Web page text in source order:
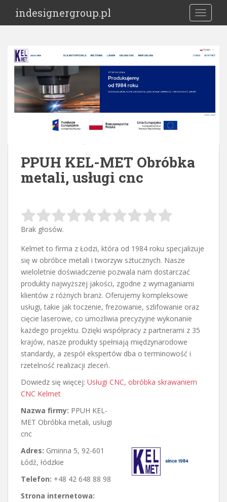
i
indesignergroup.pl
PPUH KEL-MET Obróbka
metali, usługi cnc
Brak głosów.
Kelmet to firma z Łodzi, która od 1984 roku specjalizuje
się w obróbce metali i tworzyw sztucznych. Nasze
wieloletnie doświadczenie pozwala nam dostarczać
produkty najwyższej jakości, zgodne z wymaganiami
klientów z różnych branż. Oferujemy kompleksowe
usługi, takie jak toczenie, frezowanie, szlifowanie oraz
cięcie laserowe, co umożliwia precyzyjne wykonanie
każdego projektu. Dzięki współpracy z partnerami z 35
krajów, nasze produkty spełniają międzynarodowe
standardy, a zespół ekspertów dba o terminowość i
rzetelność realizacji zleceń.
Dowiedz się więcej: Usługi CNC, obróbka skrawaniem
CNC Kelmet
Nazwa firmy: PPUH KEL-
MET Obróbka metali, usługi
cnc
Adres: Gminna 5, 92-601
Łódź, łódzkie
Telefon: +48 42 648 88 98
Strona internetowa: